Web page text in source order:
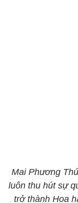
Mai Phương
luôn thu hút sự
trở thành Hoa